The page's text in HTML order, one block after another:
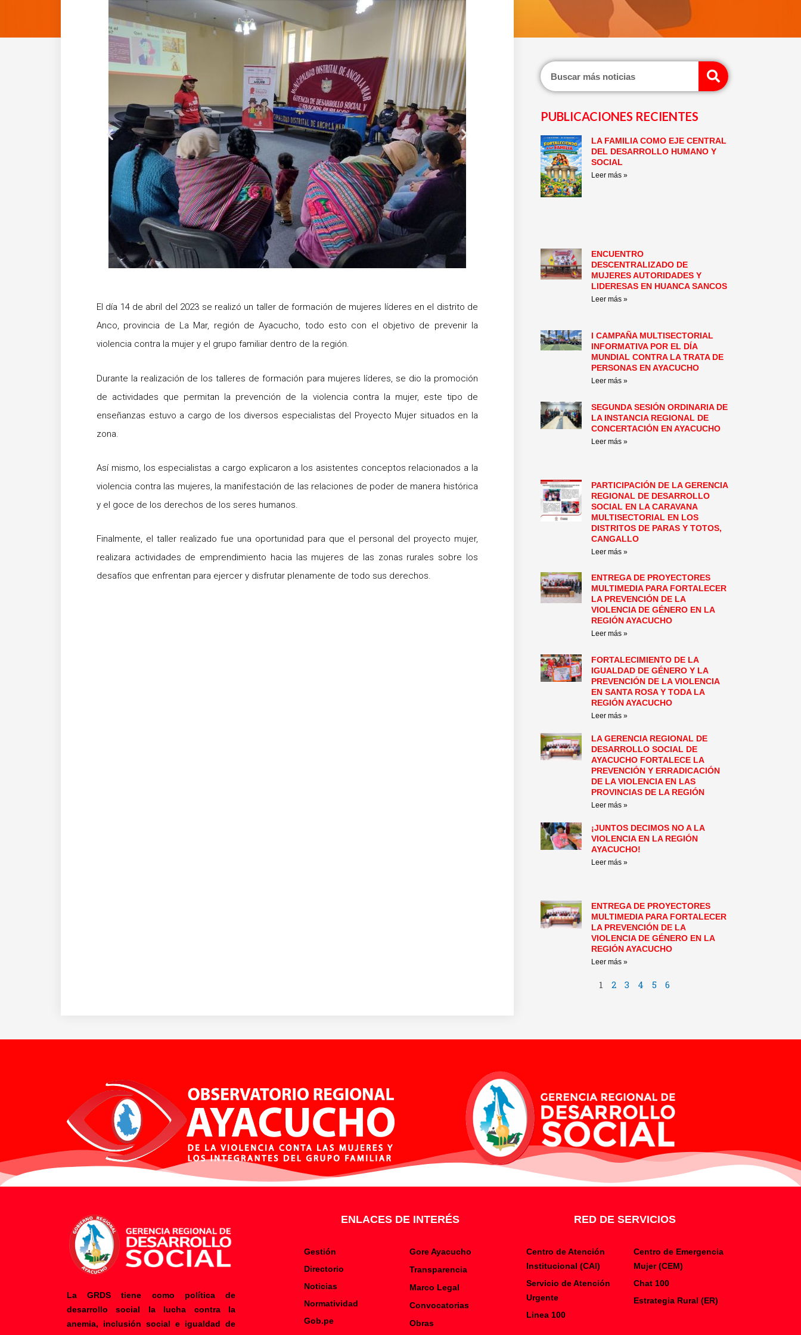
Anterior Siguiente
El día 14 de abril del 2023 se realizó un taller de formación de mujeres líderes en el distrito de
Anco, provincia de La Mar, región de Ayacucho, todo esto con el objetivo de prevenir la
violencia contra la mujer y el grupo familiar dentro de la región.
Durante la realización de los talleres de formación para mujeres líderes, se dio la promoción
de actividades que permitan la prevención de la violencia contra la mujer, este tipo de
enseñanzas estuvo a cargo de los diversos especialistas del Proyecto Mujer situados en la
zona.
Así mismo, los especialistas a cargo explicaron a los asistentes conceptos relacionados a la
violencia contra las mujeres, la manifestación de las relaciones de poder de manera histórica
y el goce de los derechos de los seres humanos.
Finalmente, el taller realizado fue una oportunidad para que el personal del proyecto mujer,
realizara actividades de emprendimiento hacia las mujeres de las zonas rurales sobre los
desafíos que enfrentan para ejercer y disfrutar plenamente de todo sus derechos.
Search
PUBLICACIONES RECIENTES
LA FAMILIA COMO EJE CENTRAL
DEL DESARROLLO HUMANO Y
SOCIAL
Leer más »
ENCUENTRO
DESCENTRALIZADO DE
MUJERES AUTORIDADES Y
LIDERESAS EN HUANCA SANCOS
Leer más »
I CAMPAÑA MULTISECTORIAL
INFORMATIVA POR EL DÍA
MUNDIAL CONTRA LA TRATA DE
PERSONAS EN AYACUCHO
Leer más »
SEGUNDA SESIÓN ORDINARIA DE
LA INSTANCIA REGIONAL DE
CONCERTACIÓN EN AYACUCHO
Leer más »
PARTICIPACIÓN DE LA GERENCIA
REGIONAL DE DESARROLLO
SOCIAL EN LA CARAVANA
MULTISECTORIAL EN LOS
DISTRITOS DE PARAS Y TOTOS,
CANGALLO
Leer más »
ENTREGA DE PROYECTORES
MULTIMEDIA PARA FORTALECER
LA PREVENCIÓN DE LA
VIOLENCIA DE GÉNERO EN LA
REGIÓN AYACUCHO
Leer más »
FORTALECIMIENTO DE LA
IGUALDAD DE GÉNERO Y LA
PREVENCIÓN DE LA VIOLENCIA
EN SANTA ROSA Y TODA LA
REGIÓN AYACUCHO
Leer más »
LA GERENCIA REGIONAL DE
DESARROLLO SOCIAL DE
AYACUCHO FORTALECE LA
PREVENCIÓN Y ERRADICACIÓN
DE LA VIOLENCIA EN LAS
PROVINCIAS DE LA REGIÓN
Leer más »
¡JUNTOS DECIMOS NO A LA
VIOLENCIA EN LA REGIÓN
AYACUCHO!
Leer más »
ENTREGA DE PROYECTORES
MULTIMEDIA PARA FORTALECER
LA PREVENCIÓN DE LA
VIOLENCIA DE GÉNERO EN LA
REGIÓN AYACUCHO
Leer más »
Page
1
Page
2
Page
3
Page
4
Page
5
Page
6
La GRDS tiene como política de
desarrollo social la lucha contra la
anemia, inclusión social e igualdad de
ENLACES DE INTERÉS
Gestión
Directorio
Noticias
Normatividad
Gob.pe
Gore Ayacucho
Transparencia
Marco Legal
Convocatorias
Obras
RED DE SERVICIOS
Centro de Atención
Institucional (CAI)
Servicio de Atención
Urgente
Linea 100
Centro de Emergencia
Mujer (CEM)
Chat 100
Estrategia Rural (ER)